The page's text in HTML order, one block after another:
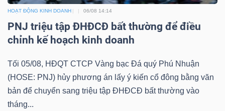
HOẠT ĐỘNG KINH DOANH 06/08 14:14
PNJ triệu tập ĐHĐCĐ bất thường để điều
chỉnh kế hoạch kinh doanh
Tối 05/08, HĐQT CTCP Vàng bạc Đá quý Phú Nhuận
(HOSE: PNJ) hủy phương án lấy ý kiến cổ đông bằng văn
bản để chuyển sang triệu tập ĐHĐCĐ bất thường vào
tháng...
TÀI
CHÍNH